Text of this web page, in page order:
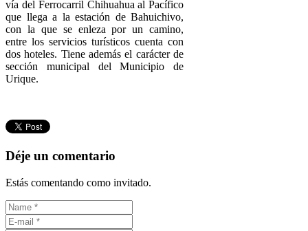
vía del Ferrocarril Chihuahua al Pacífico
que llega a la estación de Bahuichivo,
con la que se enleza por un camino,
entre los servicios turísticos cuenta con
dos hoteles. Tiene además el carácter de
sección municipal del Municipio de
Urique.
Déje un comentario
Estás comentando como invitado.